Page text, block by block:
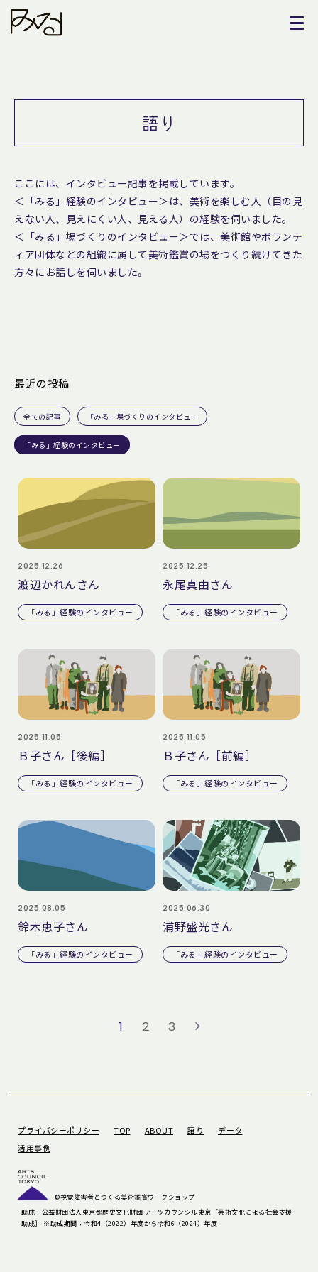
語り
ここには、インタビュー記事を掲載しています。
＜「みる」経験のインタビュー＞は、美術を楽しむ人（目の見
えない人、見えにくい人、見える人）の経験を伺いました。
＜「みる」場づくりのインタビュー＞では、美術館やボランテ
ィア団体などの組織に属して美術鑑賞の場をつくり続けてきた
方々にお話しを伺いました。
最近の投稿
全ての記事 「みる」場づくりのインタビュー
「みる」経験のインタビュー
2025.12.26
渡辺かれんさん
「みる」経験のインタビュー
2025.12.25
永尾真由さん
「みる」経験のインタビュー
2025.11.05
Ｂ子さん［後編］
「みる」経験のインタビュー
2025.11.05
Ｂ子さん［前編］
「みる」経験のインタビュー
2025.08.05
鈴木恵子さん
「みる」経験のインタビュー
2025.06.30
浦野盛光さん
「みる」経験のインタビュー
1 2 3
プライバシーポリシー TOP ABOUT 語り
データ
活用事例
©️視覚障害者とつくる美術鑑賞ワークショップ
助成：公益財団法人東京都歴史文化財団 アーツカウンシル東京［芸術文化による社会支援
助成］ ※助成期間：令和4（2022）年度から令和6（2024）年度